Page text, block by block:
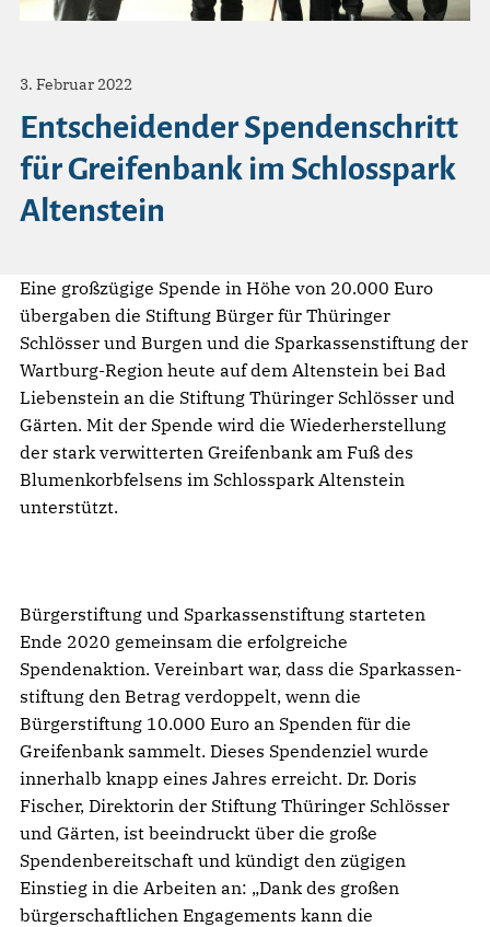
3. Februar 2022
Entscheidender Spendenschritt
für Greifenbank im Schlosspark
Altenstein
Eine großzügige Spende in Höhe von 20.000 Euro
übergaben die Stiftung Bürger für Thüringer
Schlösser und Burgen und die Sparkassenstiftung der
Wartburg-Region heute auf dem Altenstein bei Bad
Liebenstein an die Stiftung Thüringer Schlösser und
Gärten. Mit der Spende wird die Wiederherstellung
der stark verwitterten Greifenbank am Fuß des
Blumenkorbfelsens im Schlosspark Altenstein
unterstützt.
Bürgerstiftung und Sparkassenstiftung starteten
Ende 2020 gemeinsam die erfolgreiche
Spendenaktion. Vereinbart war, dass die Sparkassen-
stiftung den Betrag verdoppelt, wenn die
Bürgerstiftung 10.000 Euro an Spenden für die
Greifenbank sammelt. Dieses Spendenziel wurde
innerhalb knapp eines Jahres erreicht. Dr. Doris
Fischer, Direktorin der Stiftung Thüringer Schlösser
und Gärten, ist beeindruckt über die große
Spendenbereitschaft und kündigt den zügigen
Einstieg in die Arbeiten an: „Dank des großen
bürgerschaftlichen Engagements kann die